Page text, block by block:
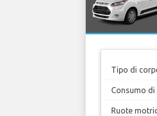
Tipo di
Consumo
Ruote